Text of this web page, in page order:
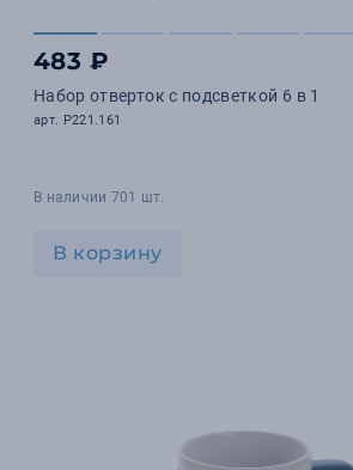
483 ₽
Набор отверток с подсветкой 6 в 1
арт. P221.161
В наличии 701 шт.
В корзину